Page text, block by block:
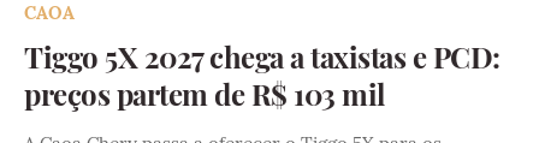
CAOA
Tiggo 5X 2027 chega a taxistas e PCD:
preços partem de R$ 103 mil